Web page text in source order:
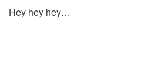
Hey hey hey…